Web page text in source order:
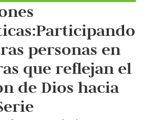
personas en
que reflejan el
de Dios hacia